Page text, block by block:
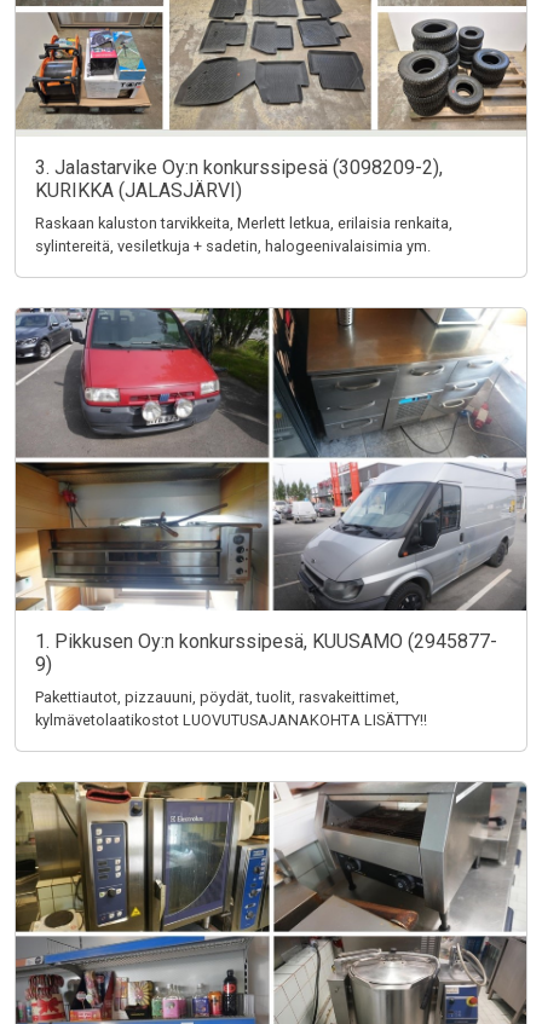
3. Jalastarvike Oy:n konkurssipesä (3098209-2),
KURIKKA (JALASJÄRVI)
Raskaan kaluston tarvikkeita, Merlett letkua, erilaisia renkaita,
sylintereitä, vesiletkuja + sadetin, halogeenivalaisimia ym.
1. Pikkusen Oy:n konkurssipesä, KUUSAMO (2945877-
9)
Pakettiautot, pizzauuni, pöydät, tuolit, rasvakeittimet,
kylmävetolaatikostot LUOVUTUSAJANAKOHTA LISÄTTY!!